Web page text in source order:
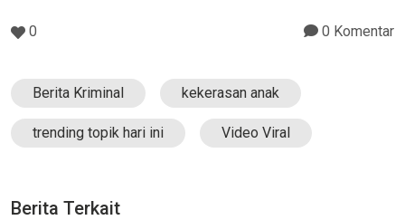
0 0 Komentar
Berita Kriminal kekerasan anak
trending topik hari ini Video Viral
Berita Terkait